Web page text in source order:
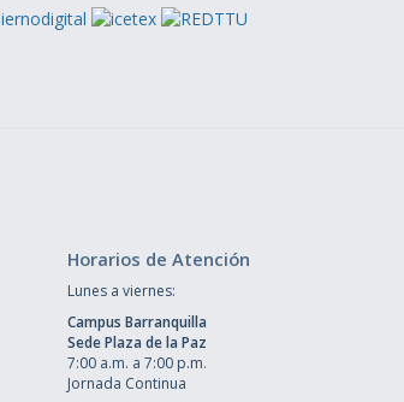
Horarios de Atención
Lunes a viernes:
Campus Barranquilla
Sede Plaza de la Paz
7:00 a.m. a 7:00 p.m.
Jornada Continua